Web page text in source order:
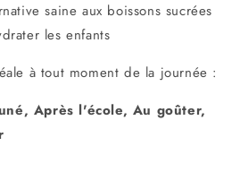
saine aux boissons sucrées
les enfants
à tout moment de la journée :
Après l'école, Au goûter,